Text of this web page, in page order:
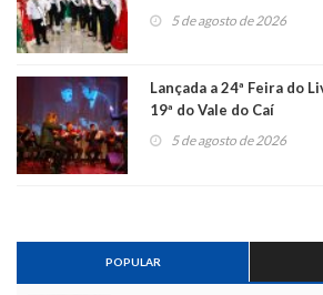
5 de agosto de 2026
Lançada a 24ª Feira do
19ª do Vale do Caí
5 de agosto de 2026
POPULAR